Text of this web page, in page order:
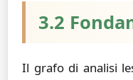
3.2
Il grafo di analisi